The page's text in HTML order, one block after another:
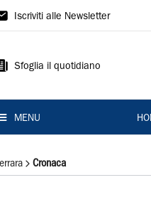
Iscriviti alle Newsletter
Sfoglia il quotidiano
MENU
Cronaca